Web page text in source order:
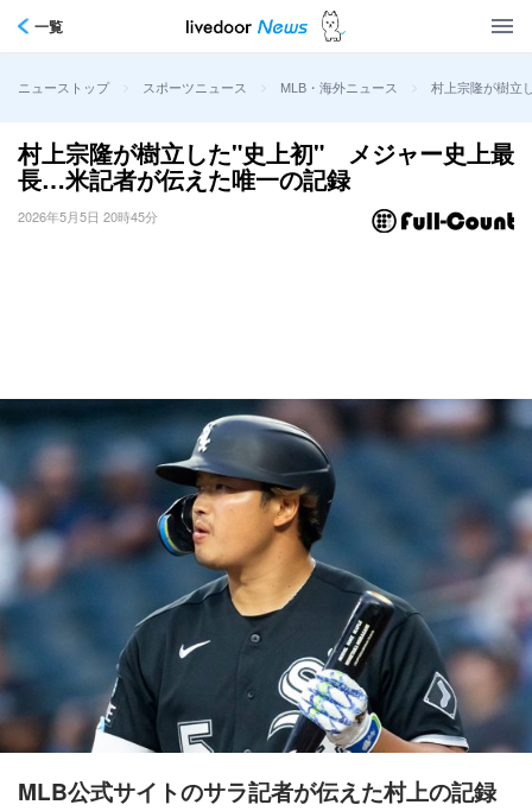
一覧
ニューストップ > スポーツニュース > MLB・海外ニュース > 村上宗隆が樹立
村上宗隆が樹立した"史上初" メジャー史上最
長…米記者が伝えた唯一の記録
2026年5月5日 20時45分
MLB公式サイトのサラ記者が伝えた村上の記録